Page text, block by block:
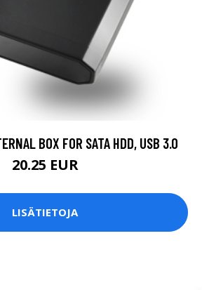
BOX FOR SATA HDD, USB 3.0
20.25 EUR
LISÄTIETOJA